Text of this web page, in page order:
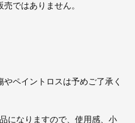
ではありません。
ペイントロスは予めご了承く
になりますので、使用感、小